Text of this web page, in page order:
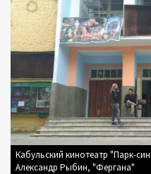
Кабульский кинотеатр "Парк-
Александр Рыбин, "Фергана"